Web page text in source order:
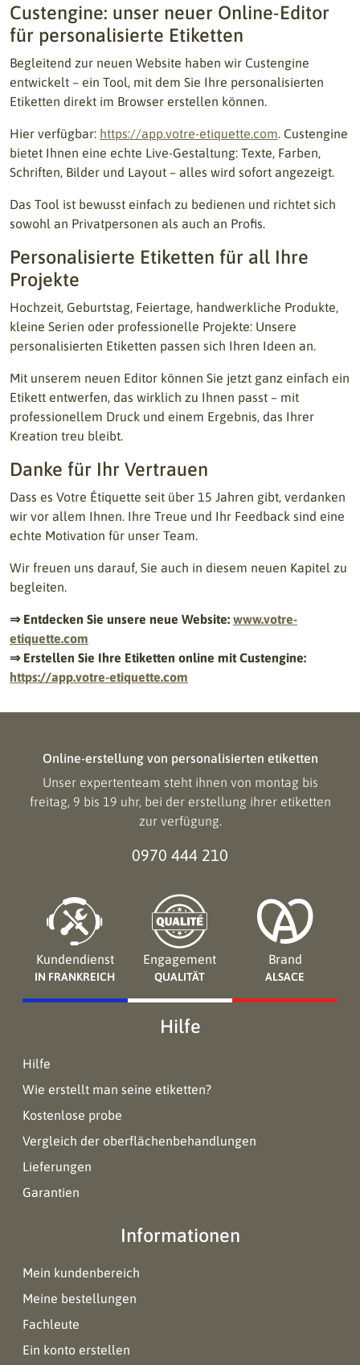
Custengine: unser neuer Online-Editor
für personalisierte Etiketten
Begleitend zur neuen Website haben wir Custengine
entwickelt – ein Tool, mit dem Sie Ihre personalisierten
Etiketten direkt im Browser erstellen können.
Hier verfügbar: https://app.votre-etiquette.com . Custengine
bietet Ihnen eine echte Live-Gestaltung: Texte, Farben,
Schriften, Bilder und Layout – alles wird sofort angezeigt.
Das Tool ist bewusst einfach zu bedienen und richtet sich
sowohl an Privatpersonen als auch an Profis.
Personalisierte Etiketten für all Ihre
Projekte
Hochzeit, Geburtstag, Feiertage, handwerkliche Produkte,
kleine Serien oder professionelle Projekte: Unsere
personalisierten Etiketten passen sich Ihren Ideen an.
Mit unserem neuen Editor können Sie jetzt ganz einfach ein
Etikett entwerfen, das wirklich zu Ihnen passt – mit
professionellem Druck und einem Ergebnis, das Ihrer
Kreation treu bleibt.
Danke für Ihr Vertrauen
Dass es Votre Étiquette seit über 15 Jahren gibt, verdanken
wir vor allem Ihnen. Ihre Treue und Ihr Feedback sind eine
echte Motivation für unser Team.
Wir freuen uns darauf, Sie auch in diesem neuen Kapitel zu
begleiten.
⇒ Entdecken Sie unsere neue Website: www.votre-
etiquette.com
⇒ Erstellen Sie Ihre Etiketten online mit Custengine:
https://app.votre-etiquette.com
Online-erstellung von personalisierten etiketten
Unser expertenteam steht ihnen von montag bis
freitag, 9 bis 19 uhr, bei der erstellung ihrer etiketten
zur verfügung.
0970 444 210
Kundendienst
IN FRANKREICH
Engagement
QUALITÄT
Brand
ALSACE
Hilfe
Hilfe
Wie erstellt man seine etiketten?
Kostenlose probe
Vergleich der oberflächenbehandlungen
Lieferungen
Garantien
Informationen
Mein kundenbereich
Meine bestellungen
Fachleute
Ein konto erstellen